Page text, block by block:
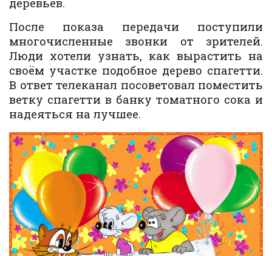
После показа передачи поступили
многочисленные звонки от зрителей.
Люди хотели узнать, как вырастить на
своём участке подобное дерево спагетти.
В ответ телеканал посоветовал поместить
ветку спагетти в банку томатного сока и
надеяться на лучшее.